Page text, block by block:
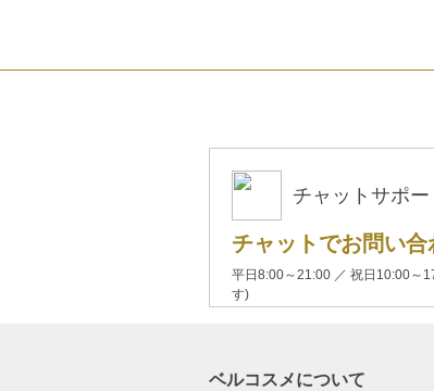
チャットサポー
チャットでお問い合
平日8:00～21:00 ／ 祝日10:00～
す)
ベルコスメについて